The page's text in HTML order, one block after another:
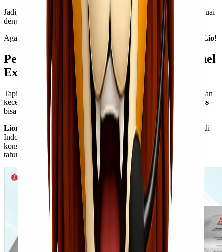
Jadi, pastikan
Kawan Lio
memilih layanan pengiriman yang sesuai
dengan kebutuhan dan prioritas
Kawan Lio
, ya!
Agar bisa memberikan yang maksimal untuk customer Kawan Lio!
Pengiriman Kargo tapi Cepat? Ya, Lionel
Express!
Tapi, kalau Kawan Lio
inginnya kirim barang pakai kargo dengan
kecepatan yang sama dengan yang reguler, maka Lionel Express
bisa menjadi jawabannya!
Lionel Express
jasa ekspedisi & cargo udara
tercepat di
Indonesia yang sudah beroperasi sejak tahun 2015, yang secara
konsisten terpilih sebagaibest cargo agent Lion Air Group sejak
tahun 2017.